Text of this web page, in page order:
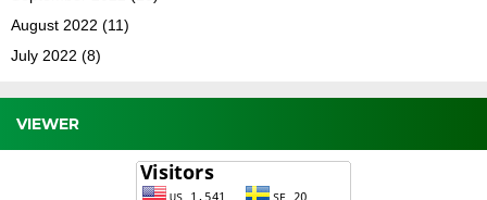
August 2022 (11)
July 2022 (8)
VIEWER